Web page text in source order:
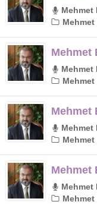
Mehmet
Mehmet
Mehmet
Mehmet
Mehmet
Mehmet
Mehmet
Mehmet
Mehmet
Mehmet
Mehmet